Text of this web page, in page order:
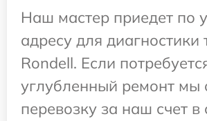
Наш мастер приедет по
адресу для диагностики
Rondell. Если
углубленный ремонт мы
перевозку за наш счет в